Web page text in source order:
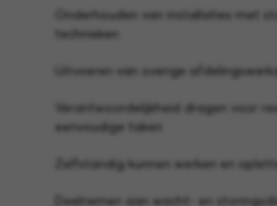
Onderhouden van installaties met
technieken
Uitvoeren van overige
Verantwoordelijkheid dragen voor
eenvoudige taken
Zelfstandig kunnen werken en
Deelnemen aan wacht- en